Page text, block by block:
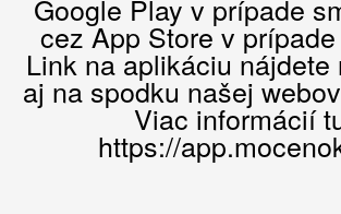
Google Play v prípade
cez App Store v
Link na aplikáciu nájdete
aj na spodku našej
Viac informácií
https://